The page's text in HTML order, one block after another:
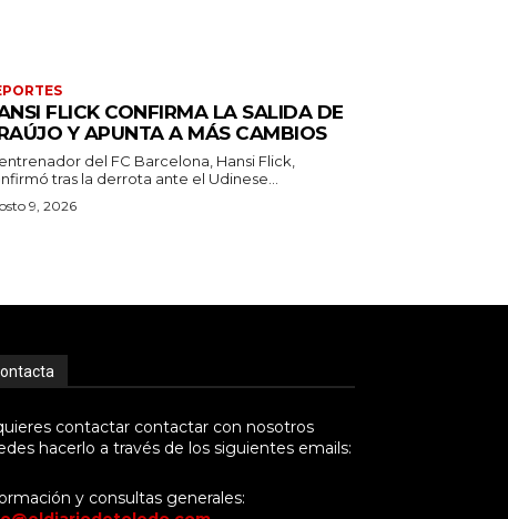
FLICK CONFIRMA LA SALIDA DE
Y APUNTA A MÁS CAMBIOS
del FC Barcelona, Hansi Flick,
tras la derrota ante el Udinese...
9, 2026
contactar contactar con nosotros
hacerlo a través de los siguientes emails:
y consultas generales: